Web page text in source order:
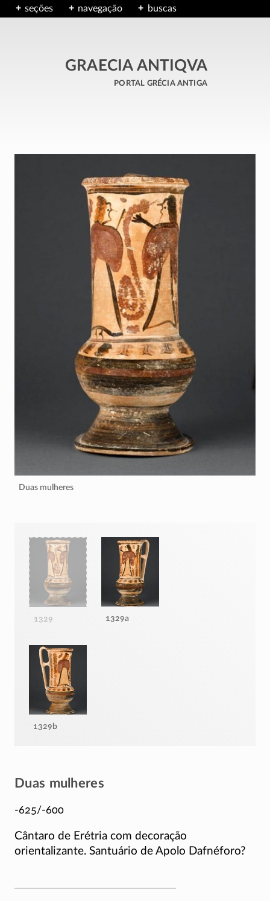
seções navegação buscas
GRAECIA ANTIQVA
portal grécia antiga
Duas mulheres
1329 1329a
1329b
Duas mulheres
-625/-600
Cântaro de Erétria com decoração
orientalizante. Santuário de Apolo Dafnéforo?